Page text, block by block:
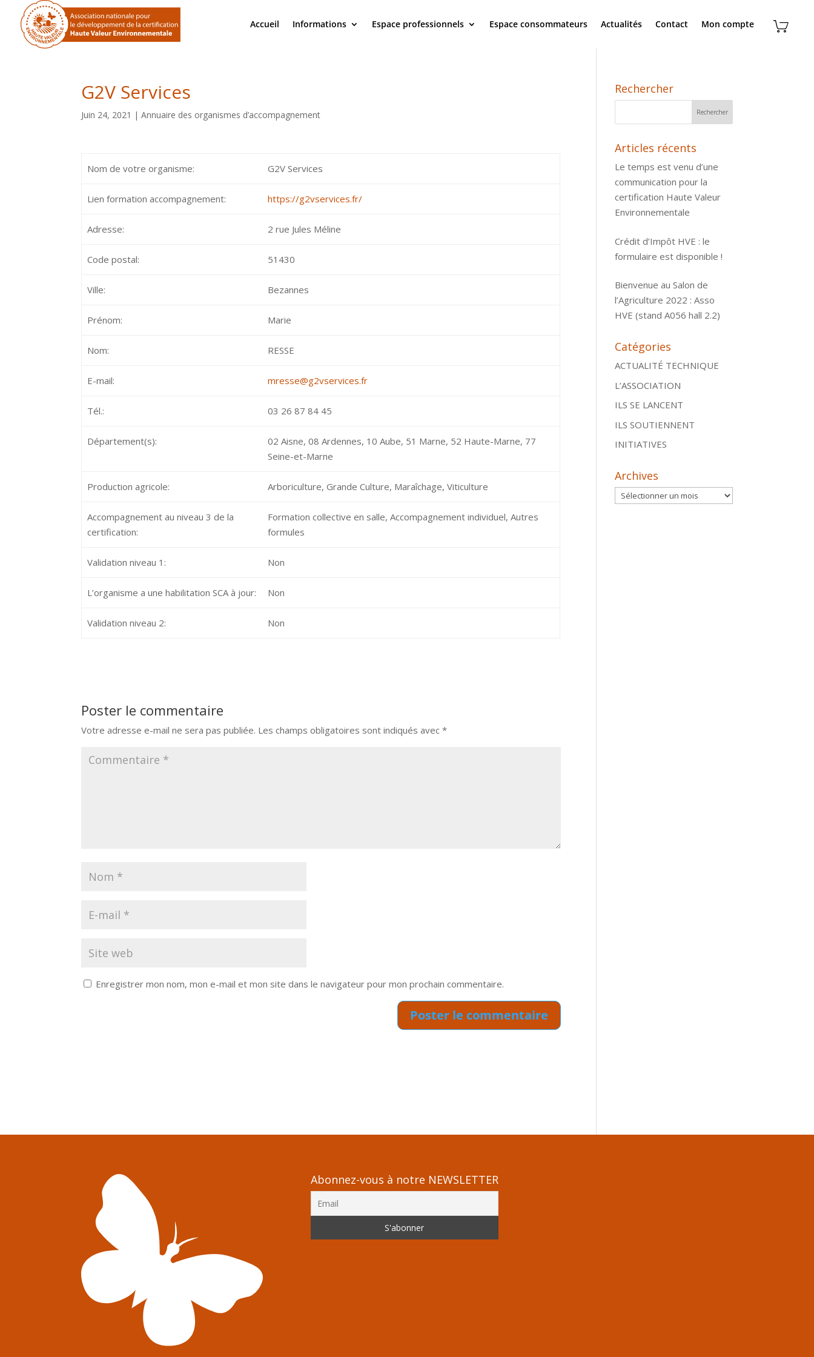
Accueil Informations Espace professionnels Espace consommateurs Actualités Contact Mon compte
G2V Services
Juin 24, 2021 |Annuaire des organismes d’accompagnement
Nom de votre organisme: G2V Services
Lien formation accompagnement: https://g2vservices.fr/
Adresse: 2 rue Jules Méline
Code postal: 51430
Ville: Bezannes
Prénom: Marie
Nom: RESSE
E-mail: mresse@g2vservices.fr
Tél.: 03 26 87 84 45
Département(s):
02 Aisne, 08 Ardennes, 10 Aube, 51 Marne, 52 Haute-Marne, 77
Seine-et-Marne
Production agricole: Arboriculture, Grande Culture, Maraîchage, Viticulture
Accompagnement au niveau 3 de la
certification:
Formation collective en salle, Accompagnement individuel, Autres
formules
Validation niveau 1: Non
L’organisme a une habilitation SCA à jour: Non
Validation niveau 2: Non
Poster le commentaire
Votre adresse e-mail ne sera pas publiée. Les champs obligatoires sont indiqués avec*
Enregistrer mon nom, mon e-mail et mon site dans le navigateur pour mon prochain commentaire.
Rechercher
Articles récents
Le temps est venu d’une
communication pour la
certification Haute Valeur
Environnementale
Crédit d’Impôt HVE : le
formulaire est disponible !
Bienvenue au Salon de
l’Agriculture 2022 : Asso
HVE (stand A056 hall 2.2)
Catégories
ACTUALITÉ TECHNIQUE
L’ASSOCIATION
ILS SE LANCENT
ILS SOUTIENNENT
INITIATIVES
Archives
Archives
Abonnez-vous à notre NEWSLETTER